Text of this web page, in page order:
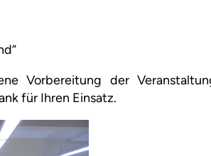
Vorbereitung der
für Ihren Einsatz.